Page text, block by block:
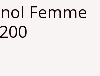
Femme